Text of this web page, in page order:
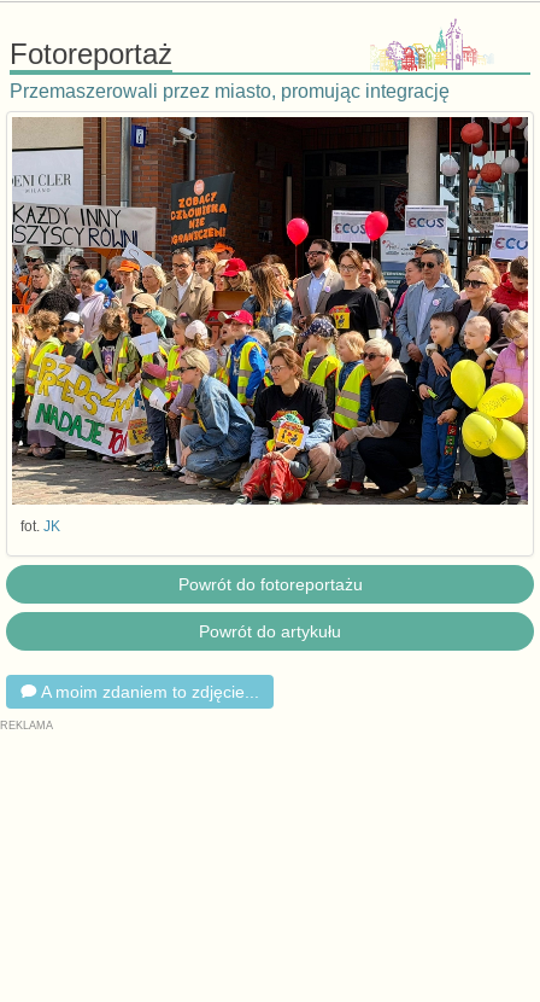
Fotoreportaż
Przemaszerowali przez miasto, promując integrację
fot. JK
Powrót do fotoreportażu
Powrót do artykułu
A moim zdaniem to zdjęcie...